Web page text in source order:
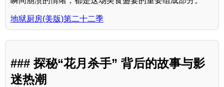
地狱厨房(美版)第二十二季
### 探秘“花月杀手” 背后的故事与影
迷热潮